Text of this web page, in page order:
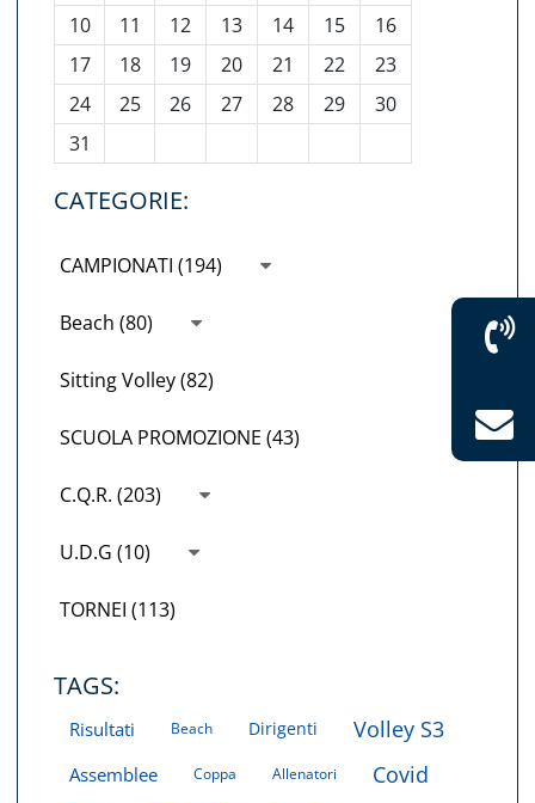
10
11 12 13 14 15
16
17
18 19 20 21 22
23
24
25 26 27 28 29
30
31
CATEGORIE:
CAMPIONATI (194)
Beach (80)
Sitting Volley (82)
SCUOLA PROMOZIONE (43)
C.Q.R. (203)
U.D.G (10)
TORNEI (113)
TAGS:
Risultati Beach Dirigenti Volley S3
Assemblee Coppa Allenatori Covid